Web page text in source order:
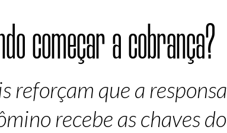
começar a cobrança?
reforçam que a
recebe as chaves